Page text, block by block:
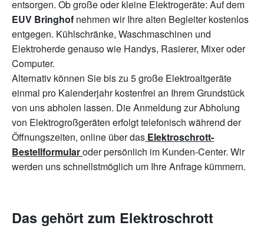
entsorgen. Ob große oder kleine Elektrogeräte: Auf dem
EUV Bringhof nehmen wir Ihre alten Begleiter kostenlos
entgegen. Kühlschränke, Waschmaschinen und
Elektroherde genauso wie Handys, Rasierer, Mixer oder
Computer.
Alternativ können Sie bis zu 5 große Elektroaltgeräte
einmal pro Kalenderjahr kostenfrei an Ihrem Grundstück
von uns abholen lassen. Die Anmeldung zur Abholung
von Elektrogroßgeräten erfolgt telefonisch während der
Öffnungszeiten, online über das Elektroschrott-
Bestellformularoder persönlich im Kunden-Center. Wir
werden uns schnellstmöglich um Ihre Anfrage kümmern.
Das gehört zum Elektroschrott